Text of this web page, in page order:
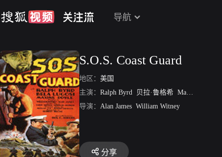
导航
S.O.S. Coast Guard
地区： 美国
主演： Ralph Byrd 贝拉·鲁格希 Maxine Doyle
导演： Alan James William Witney
分享